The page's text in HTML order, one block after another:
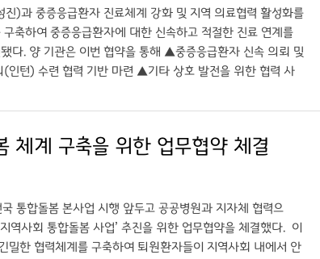
)과 중증응급환자 진료체계 강화 및 지역 의료협력 활성화를
축하여 중증응급환자에 대한 신속하고 적절한 진료 연계를
다. 양 기관은 이번 협약을 통해 ▲중증응급환자 신속 의뢰 및
턴) 수련 협력 기반 마련 ▲기타 상호 발전을 위한 협력 사
장은 “이번 협약을 통해 지역 내에서 발생하는 중증응급환자
서울병원장은 “의료인력 교류 사업에 대해 매우 긍정적으
참석해 상호 협력 의지를 확인하고 향후 구체적인 협력 방
체계 구축을 위한 업무협약 체결
통합돌봄 본사업 시행 앞두고 공공병원과 지자체 협력으
사회 통합돌봄 사업’ 추진을 위한 업무협약을 체결했다. 이
밀한 협력체계를 구축하여 퇴원환자들이 지역사회 내에서 안